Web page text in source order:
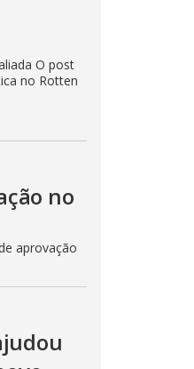
O post
no Rotten
no
aprovação